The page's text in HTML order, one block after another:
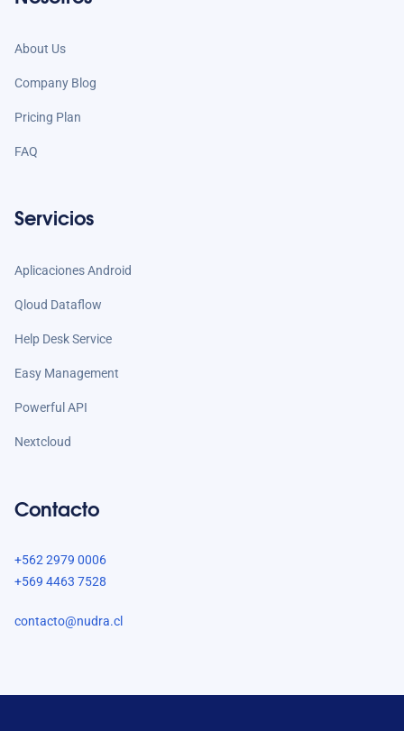
About Us
Company Blog
Pricing Plan
FAQ
Servicios
Aplicaciones Android
Qloud Dataflow
Help Desk Service
Easy Management
Powerful API
Nextcloud
Contacto
+562 2979 0006
+569 4463 7528
contacto@nudra.cl